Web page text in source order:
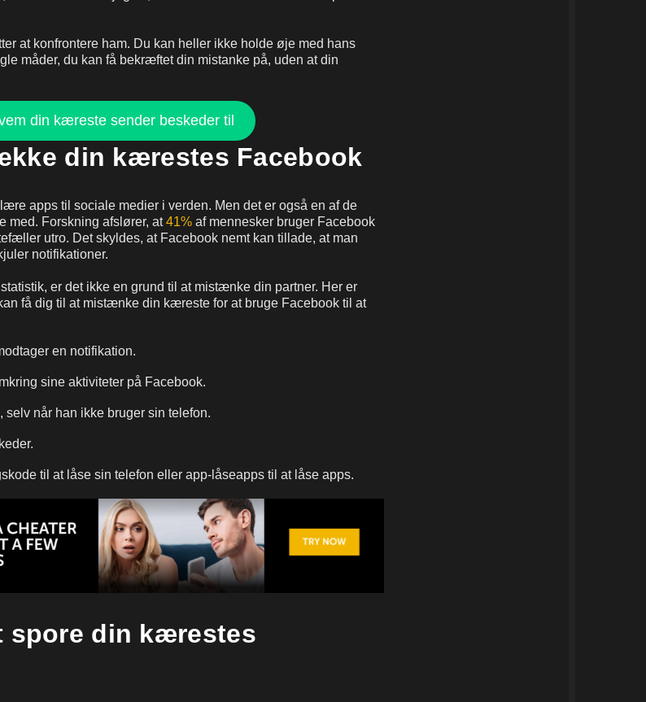
at konfrontere ham. Du kan heller ikke holde øje med hans
måder, du kan få bekræftet din mistanke på, uden at din
din kæreste sender beskeder til
din kærestes Facebook
apps til sociale medier i verden. Men det er også en af de
med. Forskning afslører, at 41% af mennesker bruger Facebook
utro. Det skyldes, at Facebook nemt kan tillade, at man
notifikationer.
er det ikke en grund til at mistænke din partner. Her er
få dig til at mistænke din kæreste for at bruge Facebook til at
en notifikation.
sine aktiviteter på Facebook.
når han ikke bruger sin telefon.
til at låse sin telefon eller app-låseapps til at låse apps.
spore din kærestes